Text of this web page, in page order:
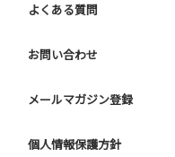
よくある質問
お問い合わせ
メールマガジン登録
個人情報保護方針